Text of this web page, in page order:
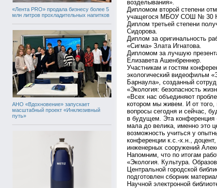
«Лента PRO» продала бизнесу более 5
млн литров прохладительных напитков
АНО «Вдохновение» запускает
масштабный проект «Инклюзивный
путь»
возделывания».
Дипломом второй степени
учащегося МБОУ СОШ № 30
Диплом третьей степени
Сидорова.
Диплом за оригинальность
«Сигма» Злата Игнатова.
Дипломом за лучшую
Елизавета Ашенбреннер.
Участникам и гостям
экологический видеофильм
Барнаула», созданный
«Экология: безопасность
«Всех нас объединяют
котором мы живем. И от
вопросы сегодня и сейчас,
в будущем. Эта конференция
мала до велика, именно это
возможность учиться у
конференции к.с.-х.н.,
инженерных сооружений
Напомним, что по итогам
«Экология. Культура.
Центральной городской
подготовлен сборник
Научной электронной